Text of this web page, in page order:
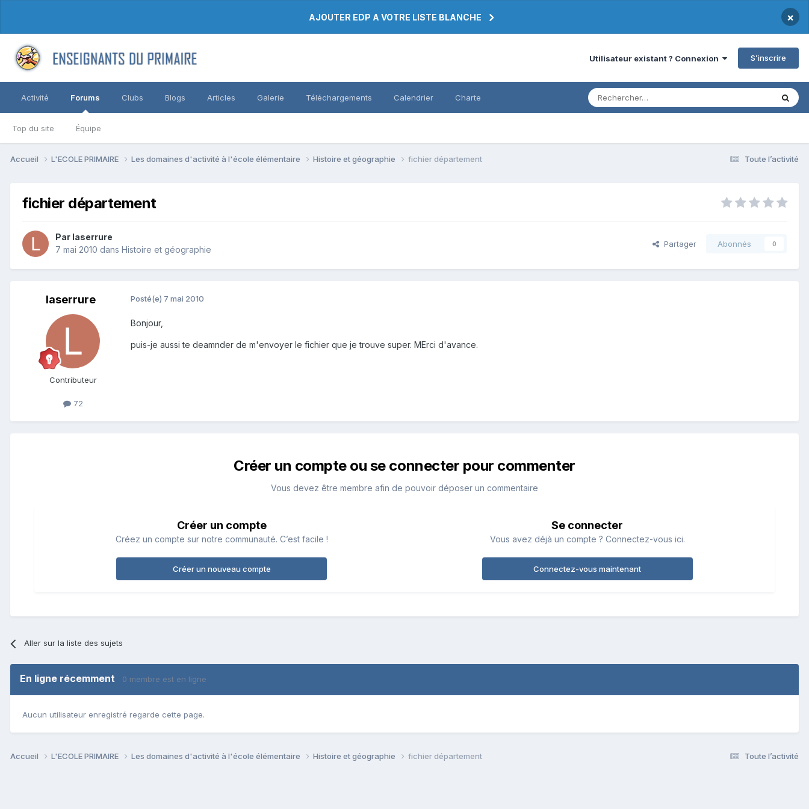
AJOUTER EDP A VOTRE LISTE BLANCHE ×
Utilisateur existant ? Connexion S’inscrire
Activité Forums
Top du site Équipe
Clubs Blogs Articles Galerie Téléchargements Calendrier Charte
Toute l’activité
Accueil L'ECOLE PRIMAIRE Les domaines d'activité à l'école élémentaire Histoire et géographie fichier département
fichier département
Par laserrure
7 mai 2010 dans Histoire et géographie
Partager Abonnés 0
laserrure
Contributeur
72
Posté(e) 7 mai 2010
Bonjour,
puis-je aussi te deamnder de m'envoyer le fichier que je trouve super. MErci d'avance.
Créer un compte ou se connecter pour commenter
Vous devez être membre afin de pouvoir déposer un commentaire
Créer un compte
Créez un compte sur notre communauté. C’est facile !
Créer un nouveau compte
Se connecter
Vous avez déjà un compte ? Connectez-vous ici.
Connectez-vous maintenant
Aller sur la liste des sujets
En ligne récemment 0 membre est en ligne
Aucun utilisateur enregistré regarde cette page.
Toute l’activité
Accueil L'ECOLE PRIMAIRE Les domaines d'activité à l'école élémentaire Histoire et géographie fichier département